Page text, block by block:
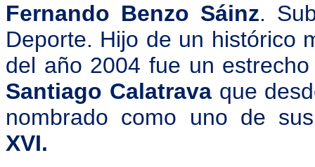
Fernando Benzo Sáinz.
Deporte. Hijo de un histórico
del año 2004 fue un
Santiago Calatravaque
nombrado como uno de
XVI.